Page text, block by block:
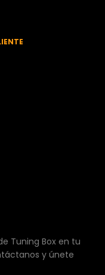
Tuning Box en tu
y únete